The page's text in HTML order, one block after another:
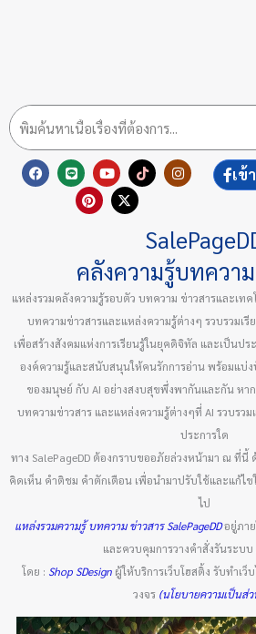
F
a
L
i
n
e
Y
o
u
t
T
i
k
I
n
g
r
m
P
n
t
t
X
t
w
r
เข้
คลังความรู้บทควา
แหล่งรวมคลังความรู้รอบตัว บทความ ข่าวสารและเทค
บทความข่าวสารและแหล่งความรู้ต่างๆ รวบรวมเรี
เพื่อสร้างสังคมแห่งการเรียนรู้ในยุคดิจิทัล และเป็นป
องค์ความรู้และสนับสนุนให้คนรักการอ่าน พร้อมแบ่
ของมนุษย์ กับ AI อย่างสงบสุขพึ่งพากันและกัน หา
บทความข่าวสาร และแหล่งความรู้ต่างๆที่ AI รวบรว
ประการใด
ทาง SalePageDD ต้องกราบขออภัยล่วงหน้ามา ณ ที่นี้
คิดเห็น คำติชม คำตักเตือน เพื่อนำมาปรับใช้และแก้ไข
ไป
แหล่งรวมความรู้ บทความ ข่าวสาร SalePageDDอยู่ภาย
และควบคุมการวางคำสั่งรันระบบ
โดย : Shop SDesign ผู้ให้บริการเว็บโฮสติ้ง รับทำเ
วงจร(นโยบายความเป็นส่ว